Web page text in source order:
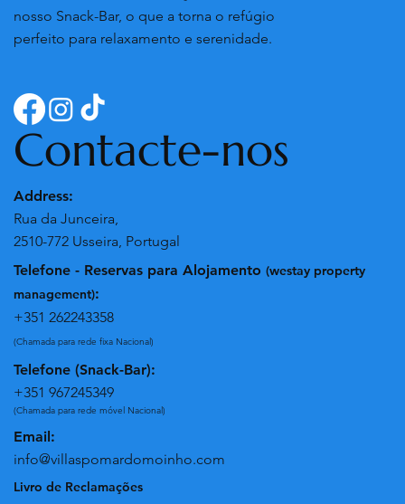
nosso Snack-Bar, o que a torna o refúgio
perfeito para relaxamento e serenidade.
Contacte-nos
Address:
Rua da Junceira,
2510-772 Usseira, Portugal
Telefone - Reservas para Alojamento (westay property
management):
+351 262243358
(Chamada para rede fixa Nacional)
Telefone (Snack-Bar):
+351 967245349
(Chamada para rede móvel Nacional)
Email:
info@villaspomardomoinho.com
Livro de Reclamações